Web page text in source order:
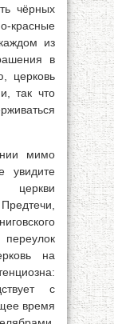
чёрных
красные
из
в
церковь
так что
мимо
увидите
церкви
на
с
время